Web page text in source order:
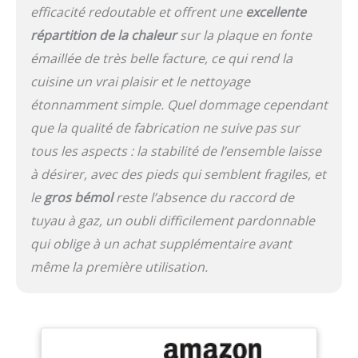
: Dotée d'un bac
récupérateur de graisses
amovible, cette plancha
est facile à nettoyer
après utilisation. De plus,
elle peut être alimentée
au gaz propane ou
butane, offrant ainsi une
grande polyvalence. Les
pieds antidérapants
assurent une stabilité
solide lors de la cuisson.
GARANTIE ETENDUE DE 2
ANS : Bénéficiez d'une
garantie étendue de 2
ans, accompagnée d'un
pour une utilisation
prolongée et fiable.
efficacité redoutable et offrent une excellente
répartition de la chaleursur la plaque en fonte
émaillée de très belle facture, ce qui rend la
cuisine un vrai plaisir et le nettoyage
étonnamment simple. Quel dommage cependant
que la qualité de fabrication ne suive pas sur
tous les aspects : la stabilité de l’ensemble laisse
à désirer, avec des pieds qui semblent fragiles, et
legros bémolreste l’absence du raccord de
tuyau à gaz, un oubli difficilement pardonnable
qui oblige à un achat supplémentaire avant
même la première utilisation.